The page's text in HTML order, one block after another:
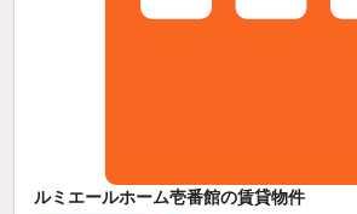
ルミエールホーム壱番館の賃貸物件